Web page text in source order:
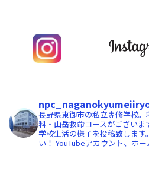
長野県東御市の私立専修学校
科・山岳救命コースがございま
学校生活の様子を投稿致しま
い！ YouTubeアカウント、ホ